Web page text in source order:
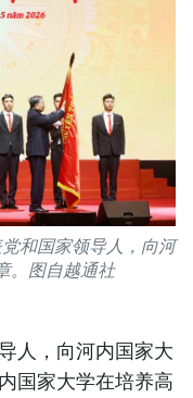
和国家领导人，向河
。图自越通社
人，向河内国家大
国家大学在培养高